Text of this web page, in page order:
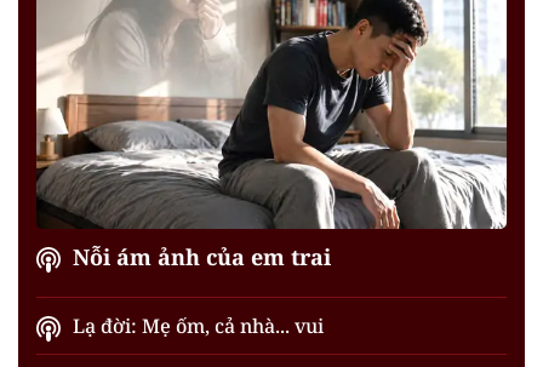
Nỗi ám ảnh của em trai
Lạ đời: Mẹ ốm, cả nhà... vui